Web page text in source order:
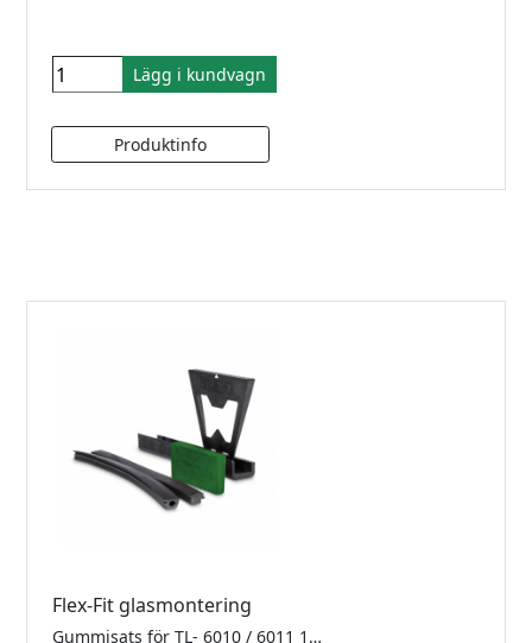
Lägg i kundvagn
Flex-Fit glasmontering
Gummisats för TL- 6010 / 6011 1.0kN Finns i 2500mm, 5000mm samt 25meter